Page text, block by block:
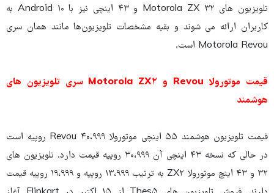
تلویزیون های Motorola ZX ۳۲ و ۴۳ اینچی نیز با Android ۱۰ به
کاربران ارائه می شوند و بقیه مشخصات تلویزیون‌ها مانند همان سری
Motorola Revou است.
قیمت موتورولا Revou و Motorola ZX۲ سری تلویزیون های
هوشمند
قیمت تلویزیون هوشمند ۵۵ اینچی موتورولا Revou ۴۰،۹۹۹ روپیه است
در حالی که نسخه ۴۳ اینچی آن ۳۰،۹۹۹ روپیه قیمت دارد. تلویزیون های
۳۲ و ۴۳ اینچ موتورولا ZX۲ به ترتیب ۱۳،۹۹۹ روپیه و ۱۹،۹۹۹ روپیه قیمت